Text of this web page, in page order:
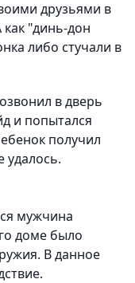
друзьями в
"динь-дон
либо стучали в
в дверь
и попытался
получил
удалось.
мужчина
доме было
В данное